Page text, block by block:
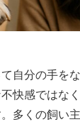
自分の手を
快感ではな
多くの飼い